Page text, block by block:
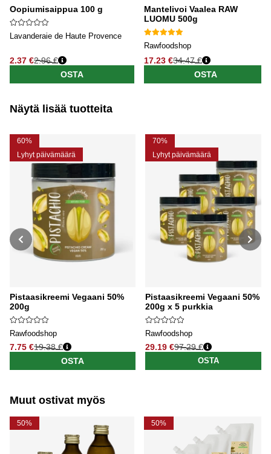
Oopiumisaippua 100 g
Lavanderaie de Haute Provence
2.37 €2.96 €
OSTA
Mantelivoi Vaalea RAW
LUOMU 500g
Rawfoodshop
17.23 €34.47 €
OSTA
Näytä lisää tuotteita
60%
Lyhyt päivämäärä
Pistaasikreemi Vegaani 50%
200g
Rawfoodshop
7.75 €
Normaali hinta
19.38 €
OSTA
70%
Lyhyt päivämäärä
Pistaasikreemi Vegaani 50%
200g x 5 purkkia
Rawfoodshop
29.19 €
Normaali hinta
97.29 €
OSTA
Muut ostivat myös
50% 50%